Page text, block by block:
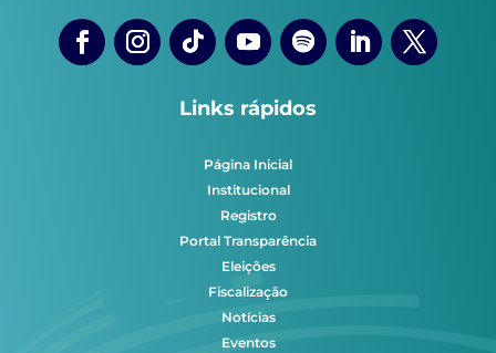
Links rápidos
Página Inicial
Institucional
Registro
Portal Transparência
Eleições
Fiscalização
Notícias
Eventos